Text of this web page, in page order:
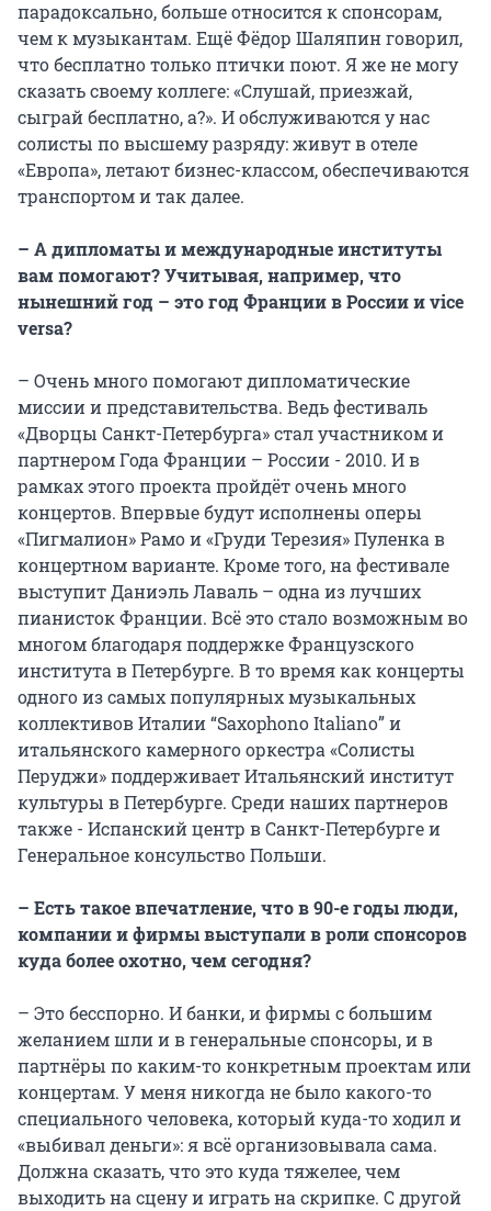
парадоксально, больше относится к спонсорам,
чем к музыкантам. Ещё Фёдор Шаляпин говорил,
что бесплатно только птички поют. Я же не могу
сказать своему коллеге: «Слушай, приезжай,
сыграй бесплатно, а?». И обслуживаются у нас
солисты по высшему разряду: живут в отеле
«Европа», летают бизнес-классом, обеспечиваются
транспортом и так далее.
– А дипломаты и международные институты
вам помогают? Учитывая, например, что
нынешний год – это год Франции в России и vice
versa?
– Очень много помогают дипломатические
миссии и представительства. Ведь фестиваль
«Дворцы Санкт-Петербурга» стал участником и
партнером Года Франции – России - 2010. И в
рамках этого проекта пройдёт очень много
концертов. Впервые будут исполнены оперы
«Пигмалион» Рамо и «Груди Терезия» Пуленка в
концертном варианте. Кроме того, на фестивале
выступит Даниэль Лаваль – одна из лучших
пианисток Франции. Всё это стало возможным во
многом благодаря поддержке Французского
института в Петербурге. В то время как концерты
одного из самых популярных музыкальных
коллективов Италии “Saxophono Italiano” и
итальянского камерного оркестра «Солисты
Перуджи» поддерживает Итальянский институт
культуры в Петербурге. Среди наших партнеров
также - Испанский центр в Санкт-Петербурге и
Генеральное консульство Польши.
– Есть такое впечатление, что в 90-е годы люди,
компании и фирмы выступали в роли спонсоров
куда более охотно, чем сегодня?
– Это бесспорно. И банки, и фирмы с большим
желанием шли и в генеральные спонсоры, и в
партнёры по каким-то конкретным проектам или
концертам. У меня никогда не было какого-то
специального человека, который куда-то ходил и
«выбивал деньги»: я всё организовывала сама.
Должна сказать, что это куда тяжелее, чем
выходить на сцену и играть на скрипке. С другой